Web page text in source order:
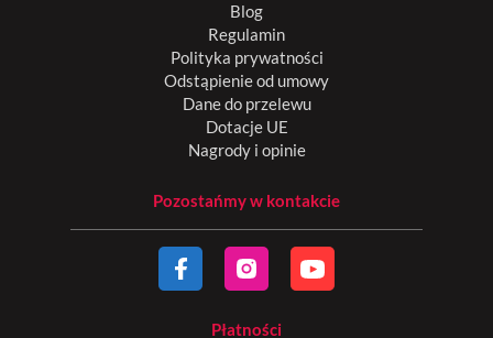
Blog
Regulamin
Polityka prywatności
Odstąpienie od umowy
Dane do przelewu
Dotacje UE
Nagrody i opinie
Pozostańmy w kontakcie
Płatności